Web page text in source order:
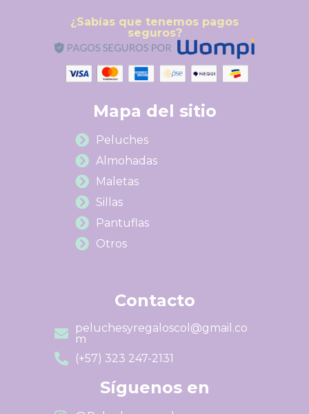
¿Sabías que tenemos pagos
seguros?
Mapa del sitio
Peluches
Almohadas
Maletas
Sillas
Pantuflas
Otros
Contacto
peluchesyregaloscol@gmail.co
m
(+57) 323 247-2131
Síguenos en